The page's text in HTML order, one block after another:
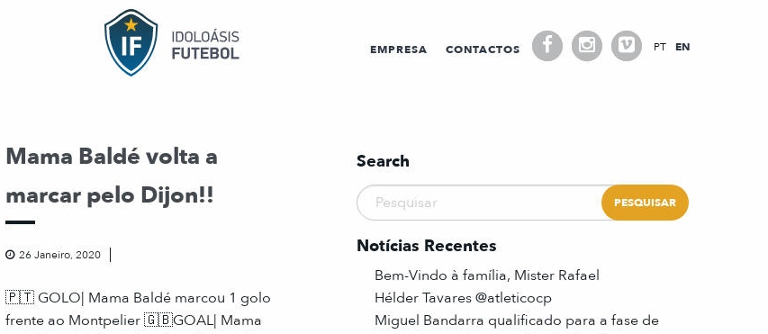
EMPRESA CONTACTOS PT EN
Mama Baldé volta a
marcar pelo Dijon!!
26 Janeiro, 2020
🇵🇹 GOLO| Mama Baldé marcou 1 golo
frente ao Montpelier 🇬🇧GOAL| Mama
Search
Notícias Recentes
Bem-Vindo à família, Mister Rafael
Hélder Tavares @atleticocp
Miguel Bandarra qualificado para a fase de